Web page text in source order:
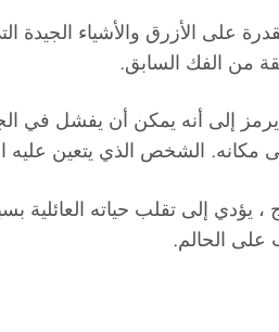
على الأزرق والأشياء
من الفك السابق.
إلى أنه يمكن أن يفشل في
مكانه. الشخص الذي يتعين
إلى تقلب حياته العائلية
على الحالم.